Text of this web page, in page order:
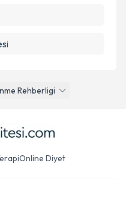
Rehberligi
Online Diyet